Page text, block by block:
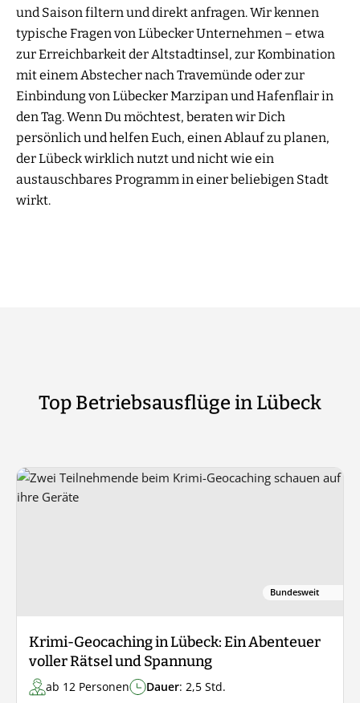
und Saison filtern und direkt anfragen. Wir kennen
typische Fragen von Lübecker Unternehmen – etwa
zur Erreichbarkeit der Altstadtinsel, zur Kombination
mit einem Abstecher nach Travemünde oder zur
Einbindung von Lübecker Marzipan und Hafenflair in
den Tag. Wenn Du möchtest, beraten wir Dich
persönlich und helfen Euch, einen Ablauf zu planen,
der Lübeck wirklich nutzt und nicht wie ein
austauschbares Programm in einer beliebigen Stadt
wirkt.
Top Betriebsausflüge in Lübeck
Bundesweit
Krimi-Geocaching in Lübeck: Ein Abenteuer
voller Rätsel und Spannung
ab 12 Personen Dauer: 2,5 Std.